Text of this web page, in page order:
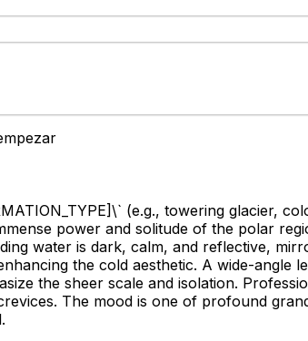
\` (e.g., towering glacier,
power and solitude of the polar
water is dark, calm, and reflective,
the cold aesthetic. A wide-angle
the sheer scale and isolation.
The mood is one of profound